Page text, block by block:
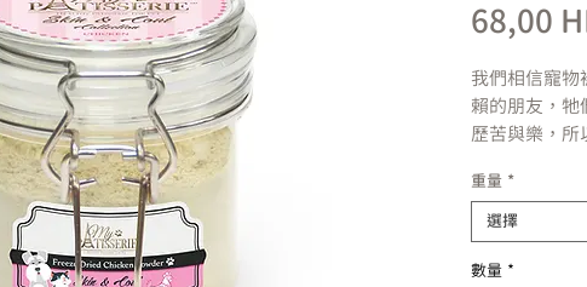
68,00
我們相信寵物
賴的朋友，牠
歷苦與樂，所
心。我們的餅
來，他們致
食品給您們的
品，確保製造
重量 *
選擇
數量 *